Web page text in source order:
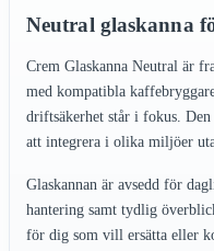
Neutral glaskanna
Crem Glaskanna Neutral är
med kompatibla
driftsäkerhet står i fokus.
att integrera i olika miljöer
Glaskannan är avsedd för
hantering samt tydlig
för dig som vill ersätta eller